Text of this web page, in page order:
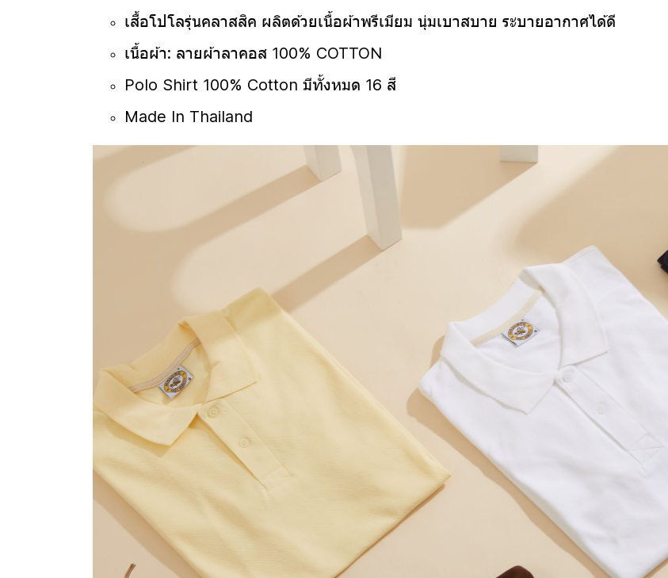
เสื้อโปโลรุ่นคลาสสิค ผลิตด้วยเนื้อผ้าพรีเมียม นุ่มเบาสบาย ระบายอากาศได้ดี
เนื้อผ้า: ลายผ้าลาคอส 100% COTTON
Polo Shirt 100% Cotton มีทั้งหมด 16 สี
Made In Thailand